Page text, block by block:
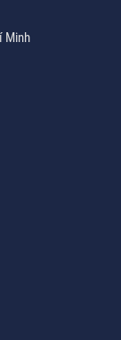
Minh